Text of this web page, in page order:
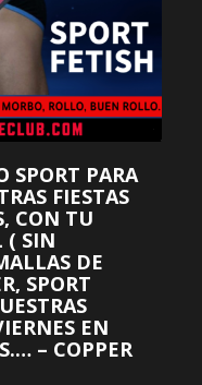
SPORT PARA
FIESTAS
CON TU
( SIN
DE
SPORT
EN
– COPPER